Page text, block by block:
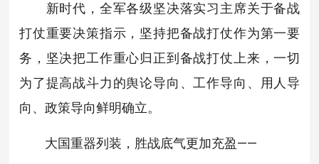
新时代，全军各级坚决落实习主席关于备战
打仗重要决策指示，坚持把备战打仗作为第一要
务，坚决把工作重心归正到备战打仗上来，一切
为了提高战斗力的舆论导向、工作导向、用人导
向、政策导向鲜明确立。
大国重器列装，胜战底气更加充盈——